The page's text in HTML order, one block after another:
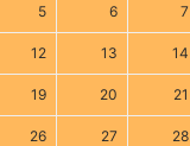
5 6 7
12 13 14
19 20 21
26 27 28